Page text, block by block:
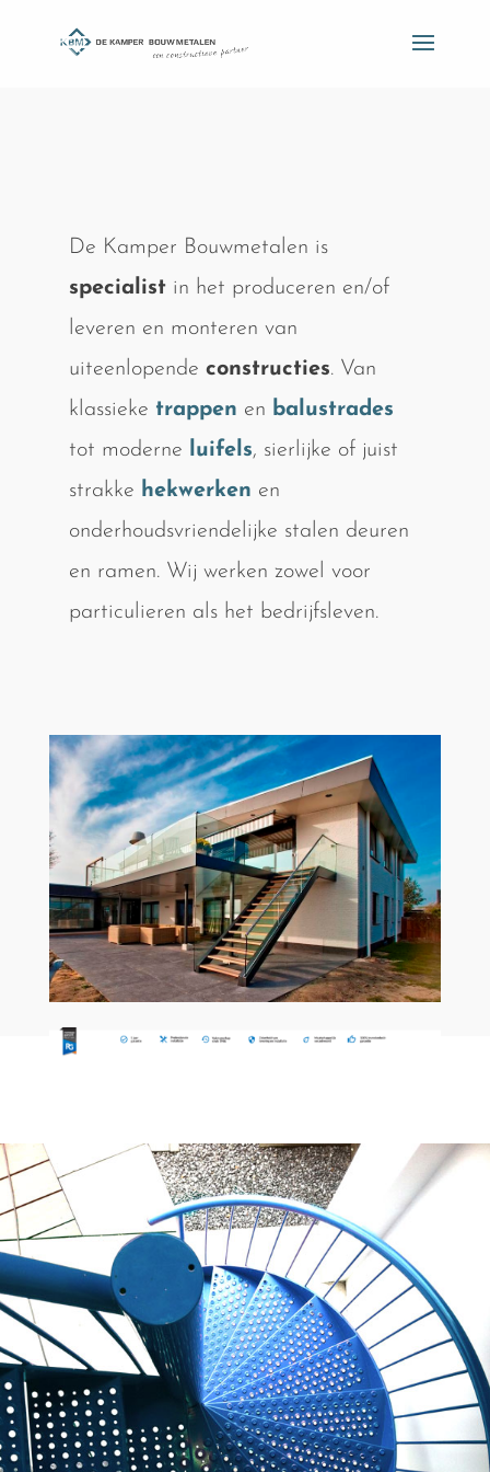
De Kamper Bouwmetalen is
specialistin het produceren en/of
leveren en monteren van
uiteenlopende constructies. Van
klassieke trappen en balustrades
tot moderne luifels, sierlijke of juist
strakke hekwerken en
onderhoudsvriendelijke stalen deuren
en ramen. Wij werken zowel voor
particulieren als het bedrijfsleven.